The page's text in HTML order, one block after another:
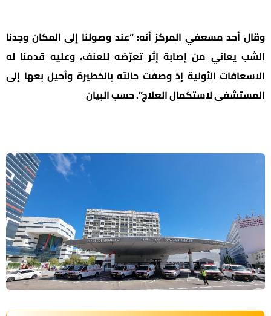
وقال أحد مسعفي المركز أنه: “عند وصولنا إلى المكان وجدنا
الشب يعاني من إصابة إثر تعرّضه للعنف، وعليه قدمنا له
الاسعافات الأولية إذ وصفت حالته بالخطيرة وأحيل بعها إلى
المستشفى لاستكمال العلاج”. حسب البيان